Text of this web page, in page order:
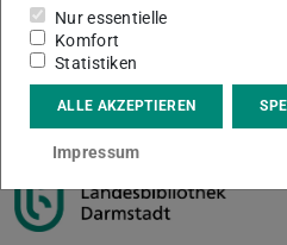
Nur essentielle
Komfort
Statistiken
ALLE AKZEPTIEREN
Impressum